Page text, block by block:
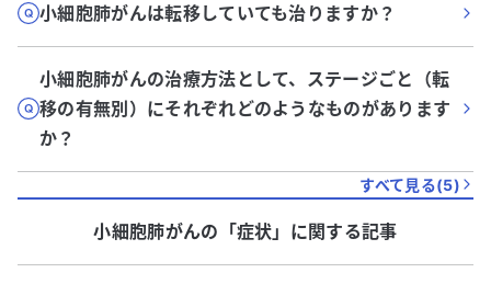
小細胞肺がんは転移していても治りますか？
小細胞肺がんの治療方法として、ステージごと（転
移の有無別）にそれぞれどのようなものがあります
か？
すべて見る(5)
小細胞肺がんの「症状」に関する記事